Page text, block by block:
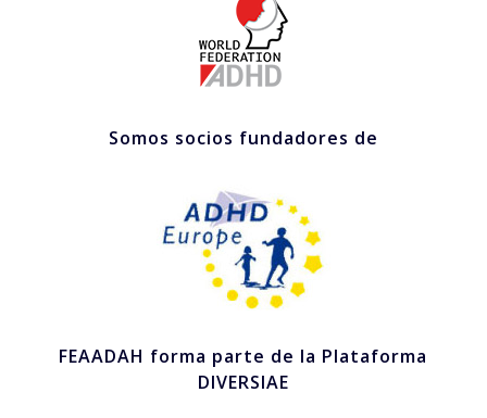
Somos socios fundadores de
FEAADAH forma parte de la Plataforma
DIVERSIAE